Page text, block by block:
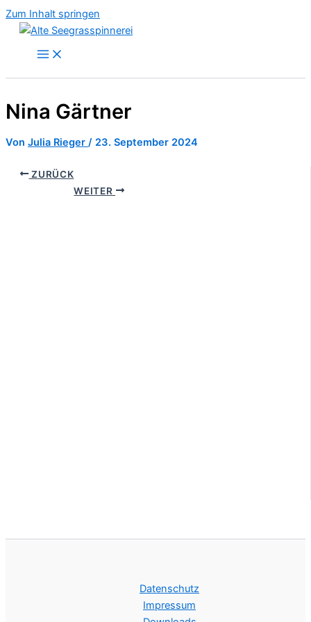
Zum Inhalt springen
Nina Gärtner
Von Julia Rieger / 23. September 2024
ZURÜCK
WEITER
Datenschutz
Impressum